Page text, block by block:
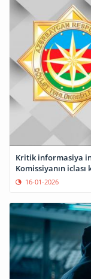
Kritik informasiya
Komissiyanın
16-01-2026